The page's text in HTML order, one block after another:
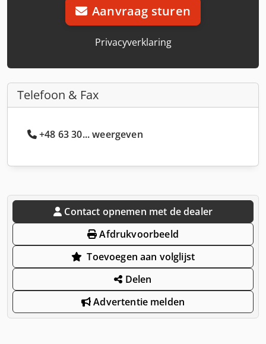
Aanvraag sturen
Privacyverklaring
Telefoon & Fax
+48 63 30... weergeven
Contact opnemen met de dealer
Afdrukvoorbeeld
Toevoegen aan volglijst
Delen
Advertentie melden